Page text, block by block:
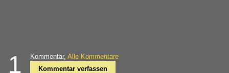
1 Kommentar, Alle Kommentare
Kommentar verfassen